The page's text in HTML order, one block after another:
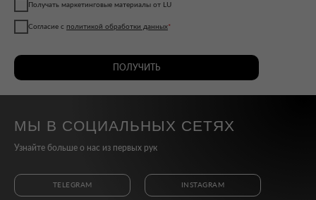
Получать маркетинговые материалы от LU
Согласие с политикой обработки данных*
ПОЛУЧИТЬ
МЫ В СОЦИАЛЬНЫХ СЕТЯХ
Узнайте больше о нас из первых рук
TELEGRAM INSTAGRAM